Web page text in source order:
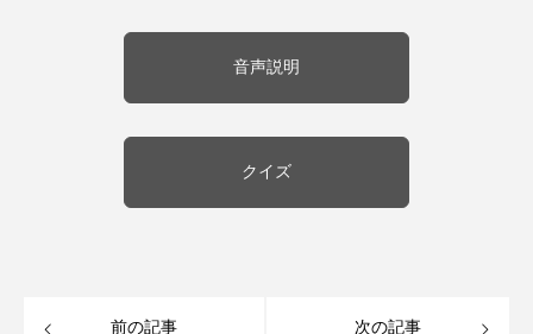
音声説明
クイズ
前の記事 次の記事